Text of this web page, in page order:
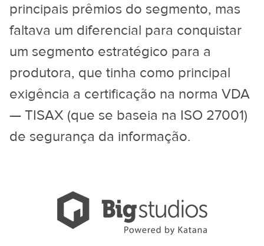
principais prêmios do segmento, mas
faltava um diferencial para conquistar
um segmento estratégico para a
produtora, que tinha como principal
exigência a certificação na norma VDA
— TISAX (que se baseia na ISO 27001)
de segurança da informação.